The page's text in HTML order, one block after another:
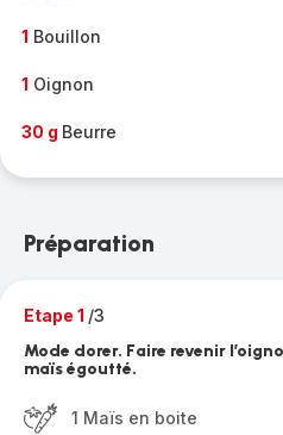
1 Bouillon
1 Oignon
30 g Beurre
Préparation
Etape 1 /3
Mode dorer. Faire revenir
maïs égoutté.
1 Maïs en boite